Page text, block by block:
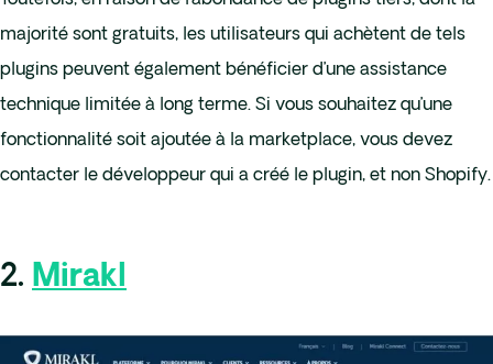
majorité sont gratuits, les utilisateurs qui achètent de tels
plugins peuvent également bénéficier d’une assistance
technique limitée à long terme. Si vous souhaitez qu’une
fonctionnalité soit ajoutée à la marketplace, vous devez
contacter le développeur qui a créé le plugin, et non Shopify.
2. Mirakl